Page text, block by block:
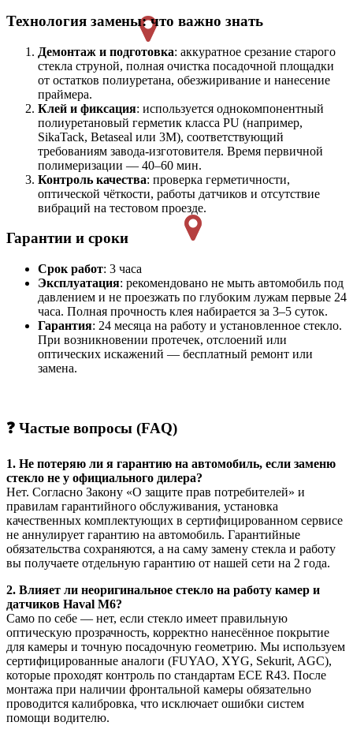
Технология замены: что важно знать
Демонтаж и подготовка: аккуратное срезание старого
стекла струной, полная очистка посадочной площадки
от остатков полиуретана, обезжиривание и нанесение
праймера.
Клей и фиксация: используется однокомпонентный
полиуретановый герметик класса PU (например,
SikaTack, Betaseal или 3M), соответствующий
требованиям завода-изготовителя. Время первичной
полимеризации — 40–60 мин.
Контроль качества: проверка герметичности,
оптической чёткости, работы датчиков и отсутствие
вибраций на тестовом проезде.
Гарантии и сроки
Срок работ: 3 часа
Эксплуатация: рекомендовано не мыть автомобиль под
давлением и не проезжать по глубоким лужам первые 24
часа. Полная прочность клея набирается за 3–5 суток.
Гарантия: 24 месяца на работу и установленное стекло.
При возникновении протечек, отслоений или
оптических искажений — бесплатный ремонт или
замена.
❓ Частые вопросы (FAQ)
1. Не потеряю ли я гарантию на автомобиль, если заменю
стекло не у официального дилера?
Нет. Согласно Закону «О защите прав потребителей» и
правилам гарантийного обслуживания, установка
качественных комплектующих в сертифицированном сервисе
не аннулирует гарантию на автомобиль. Гарантийные
обязательства сохраняются, а на саму замену стекла и работу
вы получаете отдельную гарантию от нашей сети на 2 года.
2. Влияет ли неоригинальное стекло на работу камер и
датчиков Haval M6?
Само по себе — нет, если стекло имеет правильную
оптическую прозрачность, корректно нанесённое покрытие
для камеры и точную посадочную геометрию. Мы используем
сертифицированные аналоги (FUYAO, XYG, Sekurit, AGC),
которые проходят контроль по стандартам ECE R43. После
монтажа при наличии фронтальной камеры обязательно
проводится калибровка, что исключает ошибки систем
помощи водителю.